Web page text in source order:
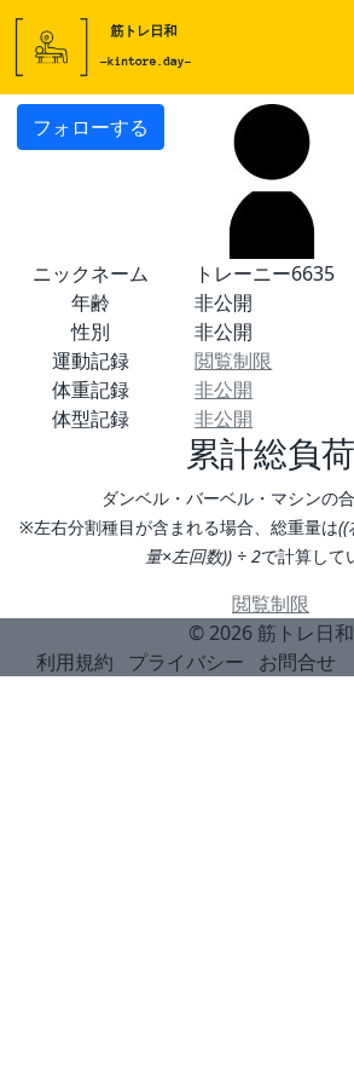
フォローする
ニックネーム
トレーニー6635
年齢
非公開
性別
非公開
運動記録
閲覧制限
体重記録
非公開
体型記録
非公開
累計総負荷
ダンベル・バーベル・マシンの
※左右分割種目が含まれる場合、総重量は((
量×左回数)) ÷ 2で計算して
閲覧制限
© 2026 筋トレ日和
利用規約
プライバシー お問合せ